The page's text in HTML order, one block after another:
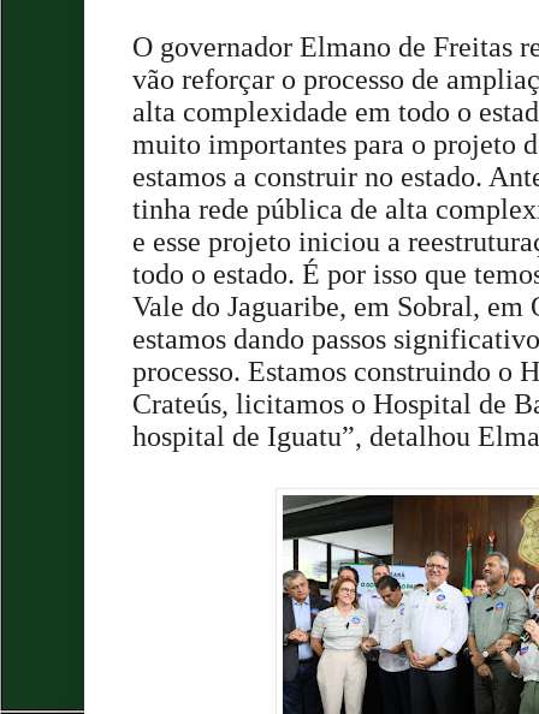
O governador Elmano de Freitas
vão reforçar o processo de
alta complexidade em todo o
muito importantes para o projeto
estamos a construir no estado.
tinha rede pública de alta
e esse projeto iniciou a
todo o estado. É por isso que
Vale do Jaguaribe, em Sobral, em
estamos dando passos
processo. Estamos construindo o
Crateús, licitamos o Hospital de
hospital de Iguatu”, detalhou